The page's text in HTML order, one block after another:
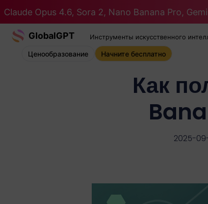
Claude Opus 4.6, Sora 2, Nano Banana Pro,
GlobalGPT Инструменты искусственного
Ценообразование Начните бесплатно
Как
2025-